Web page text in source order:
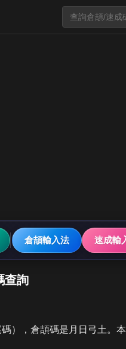
倉頡輸入法 速成輸
查詢
碼），倉頡碼是月日弓土。